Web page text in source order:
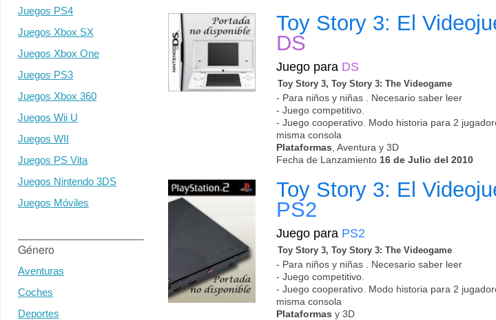
Juegos PS4
Juegos Xbox SX
Juegos Xbox One
Juegos PS3
Juegos Xbox 360
Juegos Wii U
Juegos WII
Juegos PS Vita
Juegos Nintendo 3DS
Juegos Móviles
Género
Aventuras
Coches
Deportes
Toy Story 3: El
DS
Juego para DS
Toy Story 3, Toy Story 3: The Videogame
- Para niños y niñas . Necesario saber leer
- Juego competitivo.
- Juego cooperativo. Modo historia para 2
misma consola
Plataformas , Aventura y 3D
Fecha de Lanzamiento 16 de Julio del 2010
Toy Story 3: El
PS2
Juego para PS2
Toy Story 3, Toy Story 3: The Videogame
- Para niños y niñas . Necesario saber leer
- Juego competitivo.
- Juego cooperativo. Modo historia para 2
misma consola
Plataformas y 3D